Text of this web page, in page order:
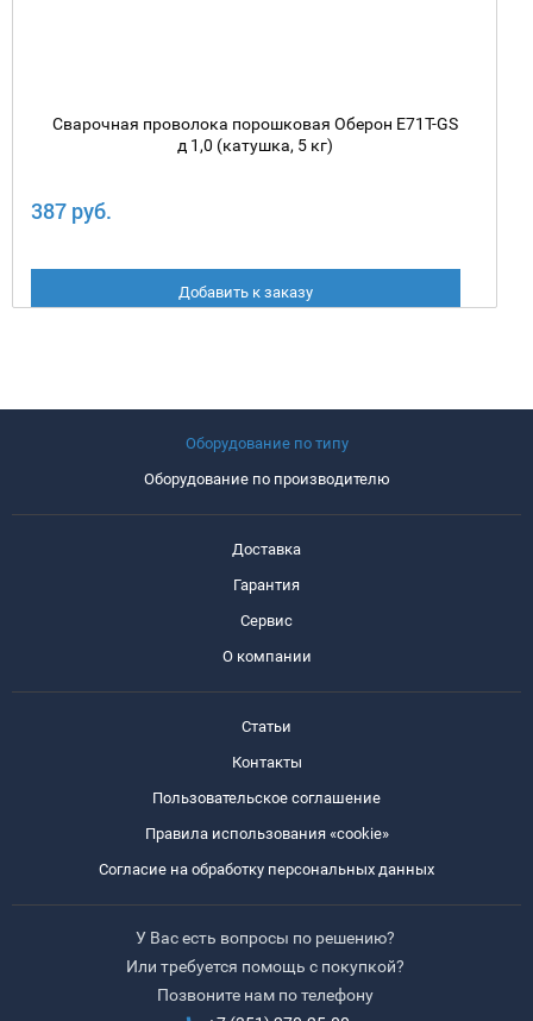
Сварочная проволока порошковая Оберон E71T-GS
д 1,0 (катушка, 5 кг)
387 руб.
Добавить к заказу
Оборудование по типу
Оборудование по производителю
Доставка
Гарантия
Сервис
О компании
Статьи
Контакты
Пользовательское соглашение
Правила использования «cookie»
Согласие на обработку персональных данных
У Вас есть вопросы по решению?
Или требуется помощь с покупкой?
Позвоните нам по телефону